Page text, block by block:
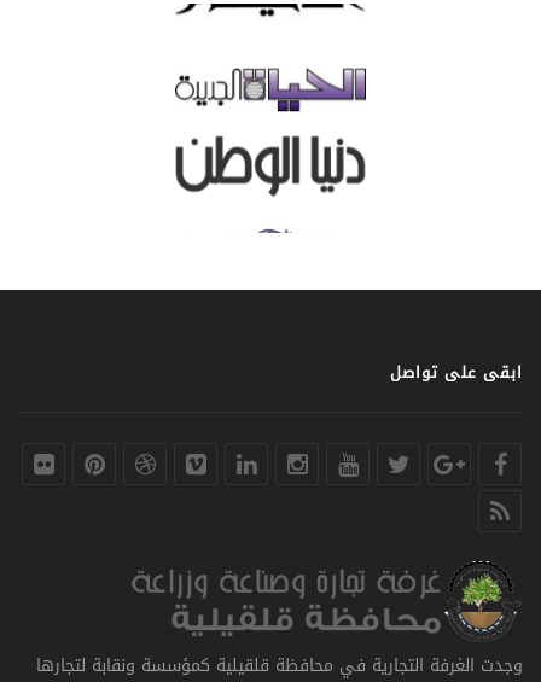
ابقى على تواصل
وجدت الغرفة التجارية في محافظة قلقيلية كمؤسسة ونقابة لتجارها